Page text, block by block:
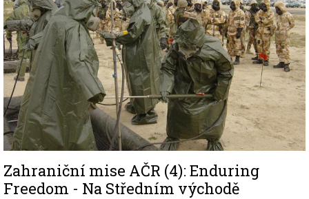
Zahraniční mise AČR (4): Enduring
Freedom - Na Středním východě